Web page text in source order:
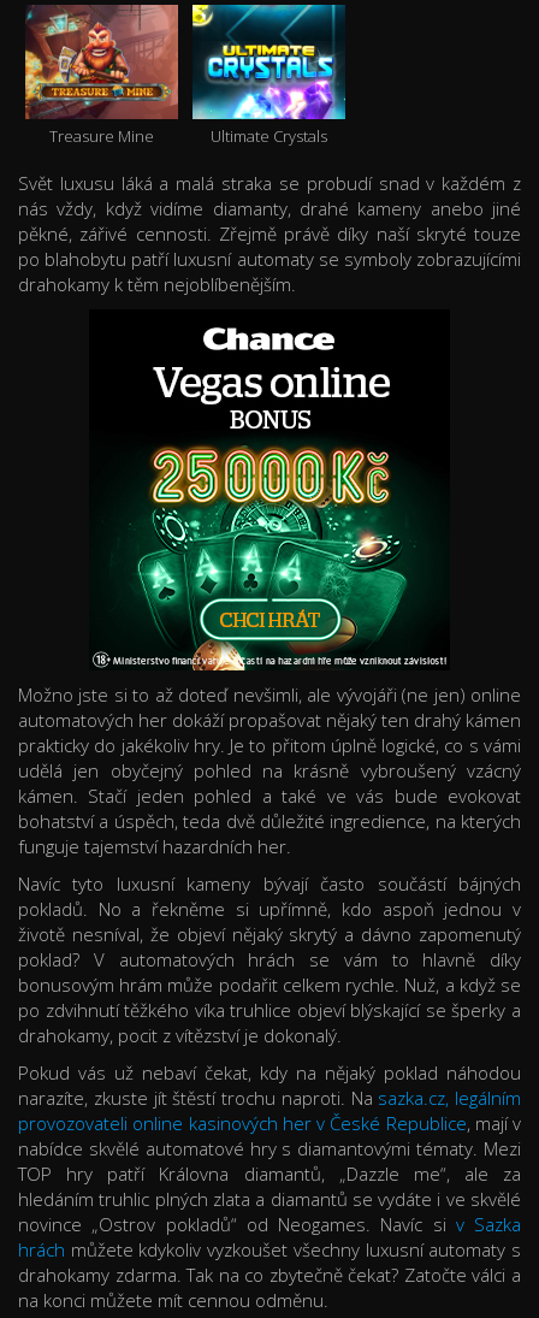
Treasure Mine Ultimate Crystals
Svět luxusu láká a malá straka se probudí snad v každém z
nás vždy, když vidíme diamanty, drahé kameny anebo jiné
pěkné, zářivé cennosti. Zřejmě právě díky naší skryté touze
po blahobytu patří luxusní automaty se symboly zobrazujícími
drahokamy k těm nejoblíbenějším.
Možno jste si to až doteď nevšimli, ale vývojáři (ne jen) online
automatových her dokáží propašovat nějaký ten drahý kámen
prakticky do jakékoliv hry. Je to přitom úplně logické, co s vámi
udělá jen obyčejný pohled na krásně vybroušený vzácný
kámen. Stačí jeden pohled a také ve vás bude evokovat
bohatství a úspěch, teda dvě důležité ingredience, na kterých
funguje tajemství hazardních her.
Navíc tyto luxusní kameny bývají často součástí bájných
pokladů. No a řekněme si upřímně, kdo aspoň jednou v
životě nesníval, že objeví nějaký skrytý a dávno zapomenutý
poklad? V automatových hrách se vám to hlavně díky
bonusovým hrám může podařit celkem rychle. Nuž, a když se
po zdvihnutí těžkého víka truhlice objeví blýskající se šperky a
drahokamy, pocit z vítězství je dokonalý.
Pokud vás už nebaví čekat, kdy na nějaký poklad náhodou
narazíte, zkuste jít štěstí trochu naproti. Na sazka.cz, legálním
provozovateli online kasinových her v České Republice, mají v
nabídce skvělé automatové hry s diamantovými tématy. Mezi
TOP hry patří Královna diamantů, „Dazzle me“, ale za
hledáním truhlic plných zlata a diamantů se vydáte i ve skvělé
novince „Ostrov pokladů“ od Neogames. Navíc si v Sazka
hrách můžete kdykoliv vyzkoušet všechny luxusní automaty s
drahokamy zdarma. Tak na co zbytečně čekat? Zatočte válci a
na konci můžete mít cennou odměnu.